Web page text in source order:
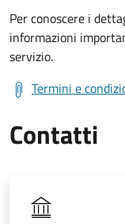
Per conoscere i
informazioni
servizio.
Termini e
Contatti